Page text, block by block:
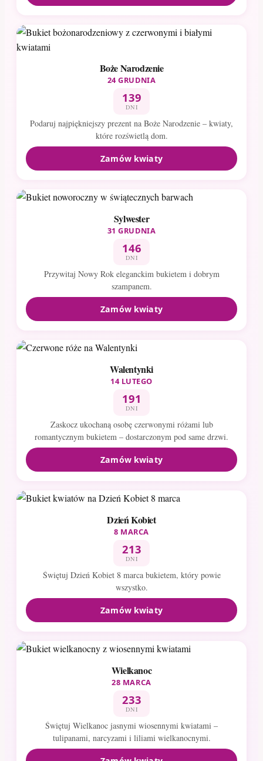
Boże Narodzenie
24 GRUDNIA
139
DNI
Podaruj najpiękniejszy prezent na Boże Narodzenie – kwiaty,
które rozświetlą dom.
Zamów kwiaty
Sylwester
31 GRUDNIA
146
DNI
Przywitaj Nowy Rok eleganckim bukietem i dobrym
szampanem.
Zamów kwiaty
Walentynki
14 LUTEGO
191
DNI
Zaskocz ukochaną osobę czerwonymi różami lub
romantycznym bukietem – dostarczonym pod same drzwi.
Zamów kwiaty
Dzień Kobiet
8 MARCA
213
DNI
Świętuj Dzień Kobiet 8 marca bukietem, który powie
wszystko.
Zamów kwiaty
Wielkanoc
28 MARCA
233
DNI
Świętuj Wielkanoc jasnymi wiosennymi kwiatami –
tulipanami, narcyzami i liliami wielkanocnymi.